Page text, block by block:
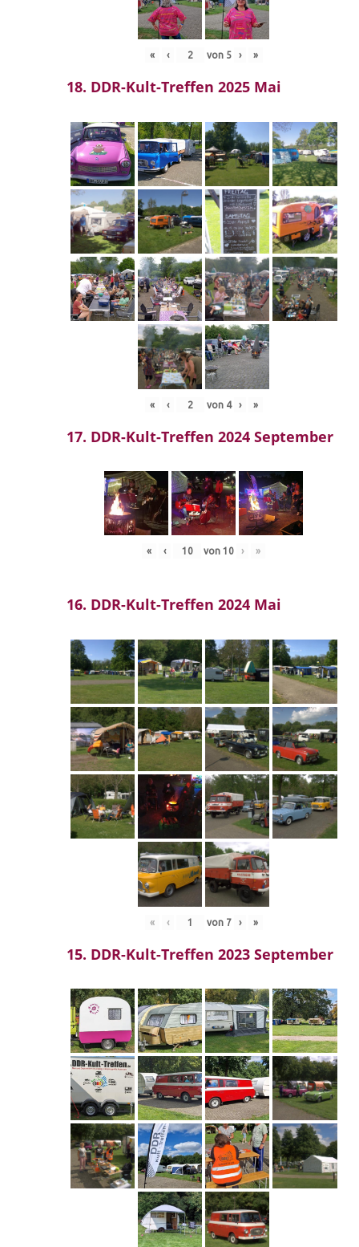
« ‹ von 5 › »
18. DDR-Kult-Treffen 2025 Mai
« ‹ von 4 › »
17. DDR-Kult-Treffen 2024 September
« ‹ von 10 › »
16. DDR-Kult-Treffen 2024 Mai
« ‹ von 7 › »
15. DDR-Kult-Treffen 2023 September